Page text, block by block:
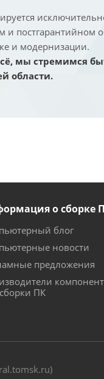
и постгарантийном
и модернизации.
мы стремимся
области.
о сборке
блог
новости
предложения
ПК